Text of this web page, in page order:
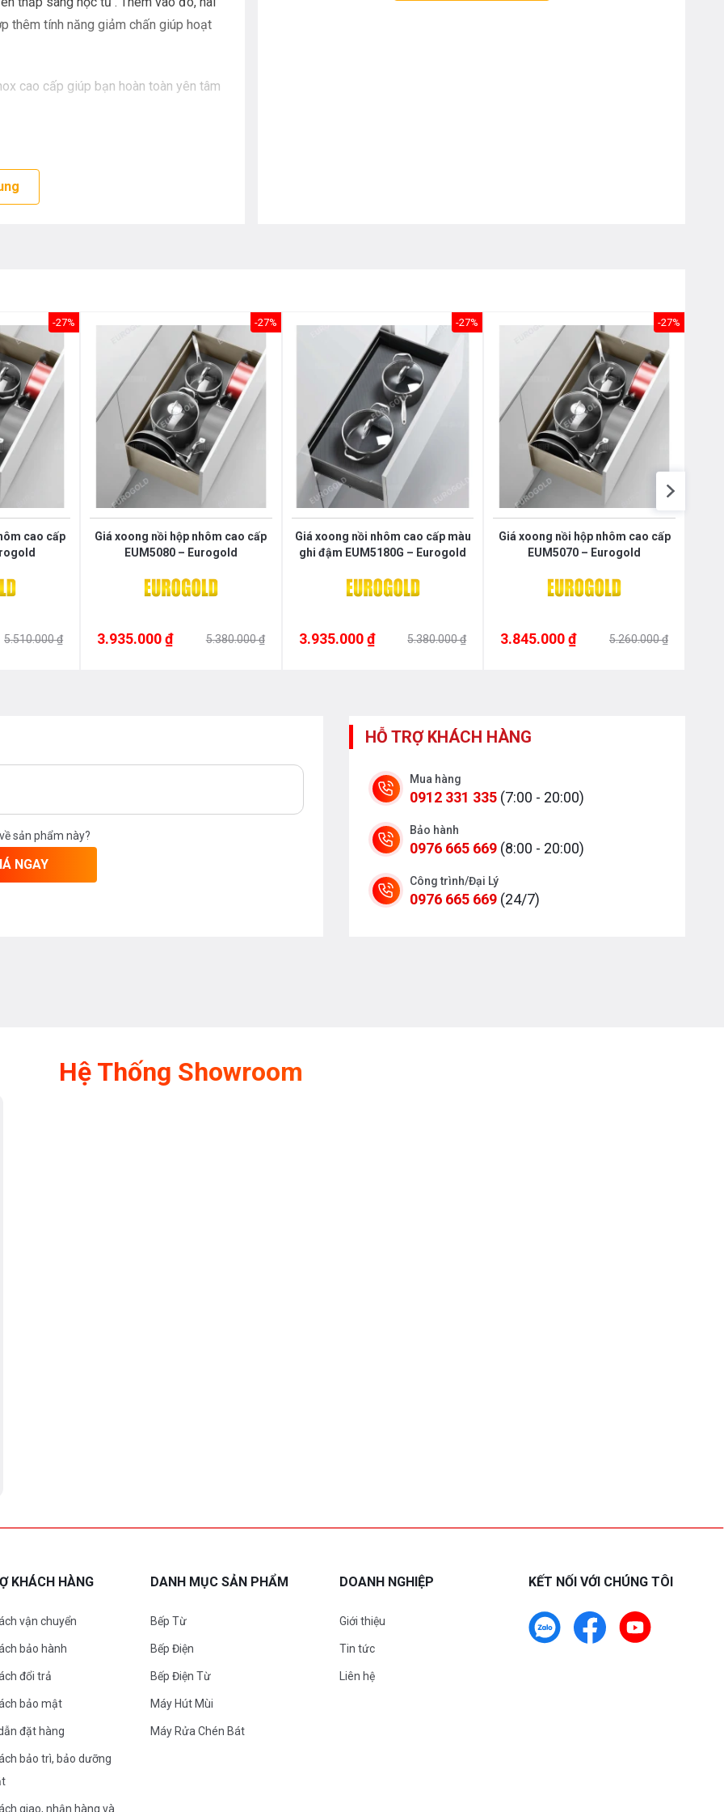
thêm tính năng giảm chấn giúp hoạt
cao cấp giúp bạn hoàn toàn yên tâm
sáng và kéo dài thời gian sử dụng
giúp úp xoong nồi, bát đĩa nhanh
bồn rửa mà đôi khi không cần phải
so với trọng lượng tối đa của giá.
trượt giảm chấn luôn vận hành êm ái
-27%
cao cấp
5.510.000 ₫
-27%
Giá xoong nồi hộp nhôm cao cấp
EUM5080 – Eurogold
3.935.000 ₫ 5.380.000 ₫
-27%
Giá xoong nồi nhôm cao cấp màu
ghi đậm EUM5180G – Eurogold
3.935.000 ₫ 5.380.000 ₫
-27%
Giá xoong nồi hộp nhôm cao cấp
EUM5070 – Eurogold
3.845.000 ₫ 5.260.000 ₫
sản phẩm này?
NGAY
HỖ TRỢ KHÁCH HÀNG
Mua hàng
0912 331 335 (7:00 - 20:00)
Bảo hành
0976 665 669 (8:00 - 20:00)
Công trình/Đại Lý
0976 665 669 (24/7)
Hệ Thống Showroom
KHÁCH HÀNG
vận chuyển
bảo hành
đổi trả
bảo mật
đặt hàng
bảo trì, bảo dưỡng
giao, nhận hàng và
DANH MỤC SẢN PHẨM
Bếp Từ
Bếp Điện
Bếp Điện Từ
Máy Hút Mùi
Máy Rửa Chén Bát
DOANH NGHIỆP
Giới thiệu
Tin tức
Liên hệ
KẾT NỐI VỚI CHÚNG TÔI